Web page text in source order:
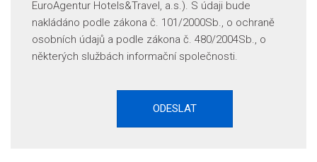
EuroAgentur Hotels&Travel, a.s.). S údaji bude
nakládáno podle zákona č. 101/2000Sb., o ochraně
osobních údajů a podle zákona č. 480/2004Sb., o
některých službách informační společnosti.